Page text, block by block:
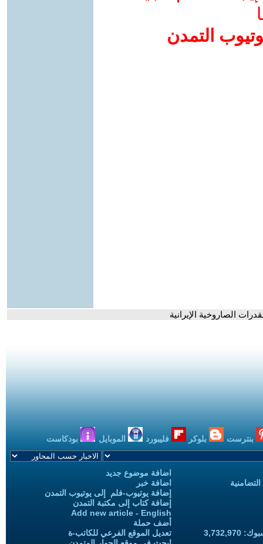
التمدن
الصاروخية الإيرانية
بنترست بلوكر فليبورد الموبايل بودكاست
اضافة موضوع جديد
اضافة خبر
إضافة يوتيوب-فلم إلى يوتيوب التمدن
إضافة كتاب إلى مكتبة التمدن
Add new article - English
أضف حملة
تعديل الموقع الفرعي للكاتب-ة